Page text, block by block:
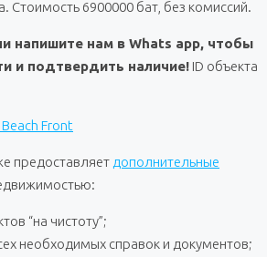
Стоимость 6900000 бат, без комиссий.
напишите нам в Whats app, чтобы
и подтвердить наличие! ID объекта
Front
предоставляет дополнительные
“на чистоту”;
необходимых справок и документов;